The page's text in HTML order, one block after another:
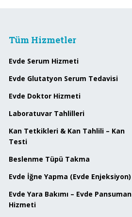
Tüm Hizmetler
Evde Serum Hizmeti
Evde Glutatyon Serum Tedavisi
Evde Doktor Hizmeti
Laboratuvar Tahlilleri
Kan Tetkikleri & Kan Tahlili – Kan
Testi
Beslenme Tüpü Takma
Evde İğne Yapma (Evde Enjeksiyon)
Evde Yara Bakımı – Evde Pansuman
Hizmeti